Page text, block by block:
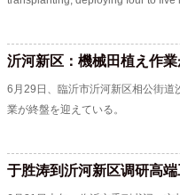
沂河新区：機械田植え作
6月29日、臨沂市沂河新区相公街
業が終盤を迎えている。
于胜涛到沂河新区调研高